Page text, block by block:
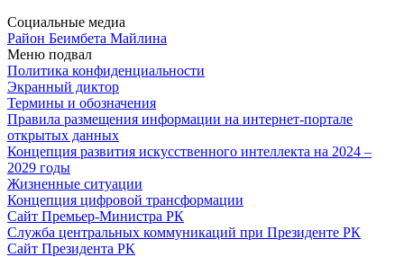
Социальные медиа
Район Беимбета Майлина
Меню подвал
Политика конфиденциальности
Экранный диктор
Термины и обозначения
Правила размещения информации на интернет-портале
открытых данных
Концепция развития искусственного интеллекта на 2024 –
2029 годы
Жизненные ситуации
Концепция цифровой трансформации
Сайт Премьер-Министра РК
Служба центральных коммуникаций при Президенте РК
Сайт Президента РК